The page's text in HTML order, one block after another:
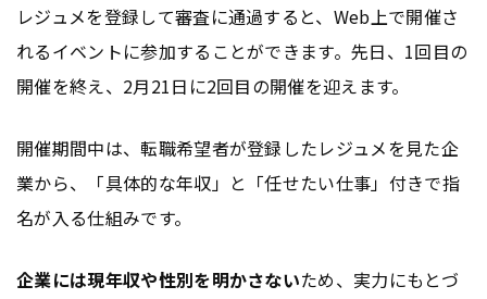
レジュメを登録して審査に通過すると、Web上で開催さ
れるイベントに参加することができます。先日、1回目の
開催を終え、2月21日に2回目の開催を迎えます。
開催期間中は、転職希望者が登録したレジュメを見た企
業から、「具体的な年収」と「任せたい仕事」付きで指
名が入る仕組みです。
企業には現年収や性別を明かさないため、実力にもとづ